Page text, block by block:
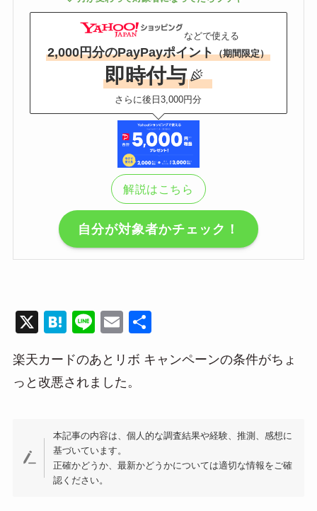
などで使える
2,000円分のPayPayポイント（期間限定）
即時付与
さらに後日3,000円分
解説はこちら
自分が対象者かチェック！
X
H
e
n
Li
e
E
ail
楽天カードのあとリボ キャンペーンの条件がちょ
っと改悪されました。
本記事の内容は、個人的な調査結果や経験、推測、感想に
基づいています。
正確かどうか、最新かどうかについては適切な情報をご確
認ください。